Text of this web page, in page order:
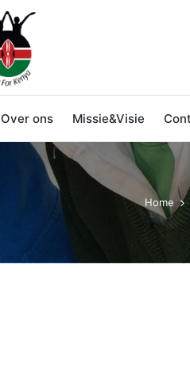
Over ons Missie&Visie
Home